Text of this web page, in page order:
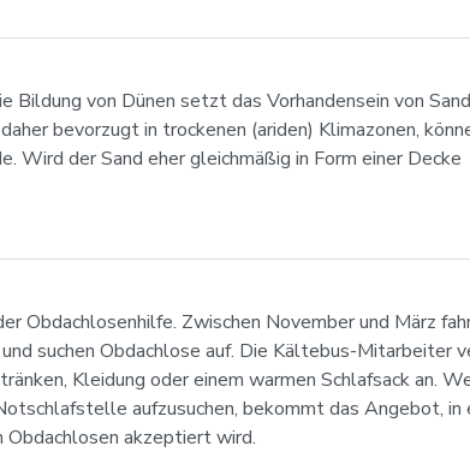
von Dünen setzt das Vorhandensein von
bevorzugt in trockenen (ariden) Klimazonen,
der Sand eher gleichmäßig in Form einer Decke
Obdachlosenhilfe. Zwischen November und März
suchen Obdachlose auf. Die Kältebus-Mitarbeiter
Kleidung oder einem warmen Schlafsack an.
aufzusuchen, bekommt das Angebot, in
Obdachlosen akzeptiert wird.